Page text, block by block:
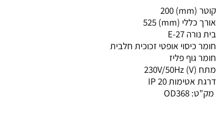
קוטר (mm)
200
אורך כללי (mm)
525
בית נורה E-27
חומר כיסוי אופטי זכוכית חלבית
חומר גוף פליז
מתח (V)
230V/50Hz
דרגת אטימות IP20
מק"ט: OD368